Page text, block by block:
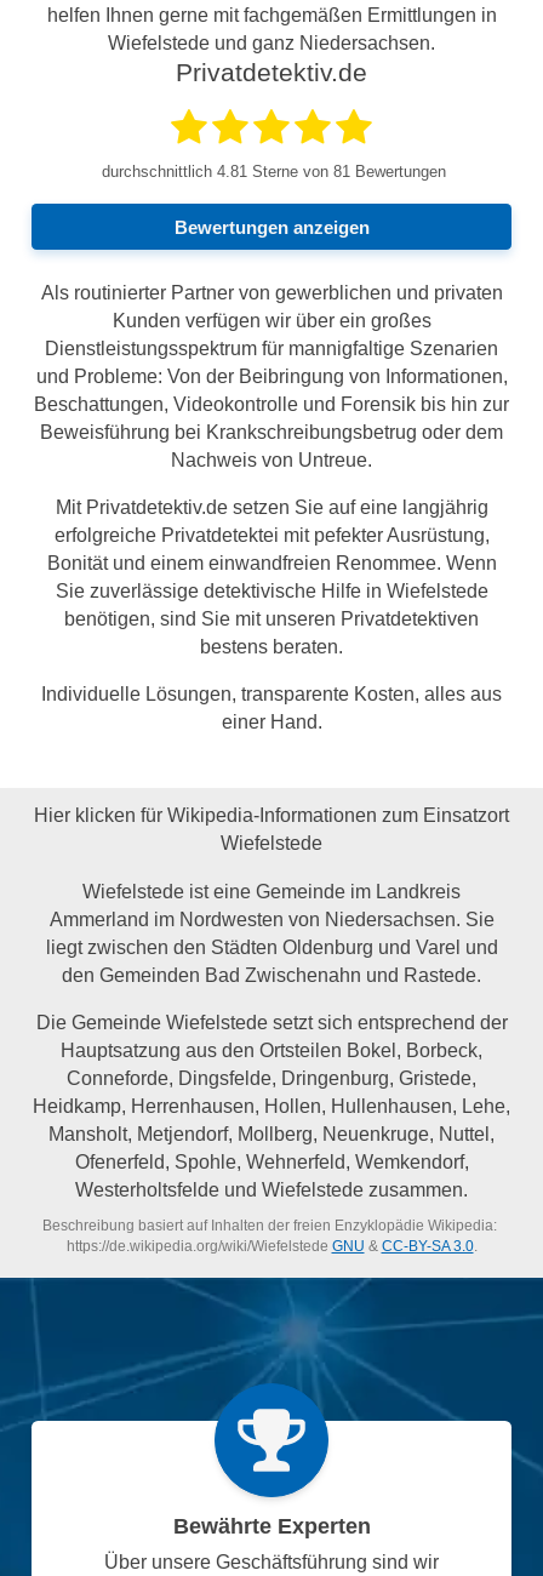
helfen Ihnen gerne mit fachgemäßen Ermittlungen in
Wiefelstede und ganz Niedersachsen.
Privatdetektiv.de
durchschnittlich 4.81 Sterne von 81 Bewertungen
Bewertungen anzeigen
Als routinierter Partner von gewerblichen und privaten
Kunden verfügen wir über ein großes
Dienstleistungsspektrum für mannigfaltige Szenarien
und Probleme: Von der Beibringung von Informationen,
Beschattungen, Videokontrolle und Forensik bis hin zur
Beweisführung bei Krankschreibungsbetrug oder dem
Nachweis von Untreue.
Mit Privatdetektiv.de setzen Sie auf eine langjährig
erfolgreiche Privatdetektei mit pefekter Ausrüstung,
Bonität und einem einwandfreien Renommee. Wenn
Sie zuverlässige detektivische Hilfe in Wiefelstede
benötigen, sind Sie mit unseren Privatdetektiven
bestens beraten.
Individuelle Lösungen, transparente Kosten, alles aus
einer Hand.
Hier klicken für Wikipedia-Informationen zum Einsatzort
Wiefelstede
Wiefelstede ist eine Gemeinde im Landkreis
Ammerland im Nordwesten von Niedersachsen. Sie
liegt zwischen den Städten Oldenburg und Varel und
den Gemeinden Bad Zwischenahn und Rastede.
Die Gemeinde Wiefelstede setzt sich entsprechend der
Hauptsatzung aus den Ortsteilen Bokel, Borbeck,
Conneforde, Dingsfelde, Dringenburg, Gristede,
Heidkamp, Herrenhausen, Hollen, Hullenhausen, Lehe,
Mansholt, Metjendorf, Mollberg, Neuenkruge, Nuttel,
Ofenerfeld, Spohle, Wehnerfeld, Wemkendorf,
Westerholtsfelde und Wiefelstede zusammen.
Beschreibung basiert auf Inhalten der freien Enzyklopädie Wikipedia:
https://de.wikipedia.org/wiki/Wiefelstede GNU & CC-BY-SA 3.0.
Bewährte Experten
Über unsere Geschäftsführung sind wir